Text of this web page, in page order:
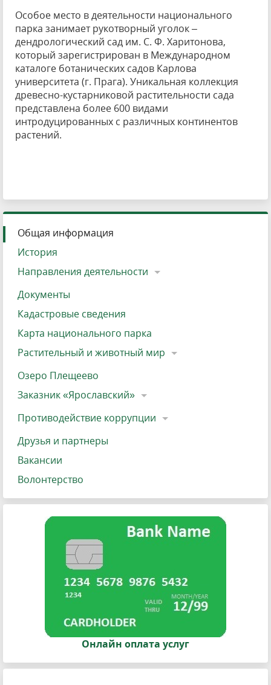
Особое место в деятельности национального
парка занимает рукотворный уголок –
дендрологический сад им. С. Ф. Харитонова,
который зарегистрирован в Международном
каталоге ботанических садов Карлова
университета (г. Прага). Уникальная коллекция
древесно-кустарниковой растительности сада
представлена более 600 видами
интродуцированных с различных континентов
растений.
Общая информация
История
Направления деятельности
Документы
Кадастровые сведения
Карта национального парка
Растительный и животный мир
Озеро Плещеево
Заказник «Ярославский»
Противодействие коррупции
Друзья и партнеры
Вакансии
Волонтерство
Онлайн оплата услуг